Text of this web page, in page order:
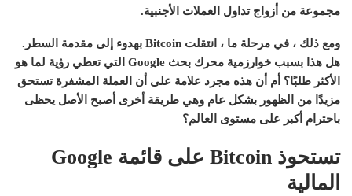
مجموعة من أزواج تداول العملات الأجنبية.
ومع ذلك ، في مرحلة ما ، انتقلت Bitcoin بهدوء إلى مقدمة السطر.
هل هذا بسبب خوارزمية محرك بحث Google التي تعطي رؤية لما هو
الأكثر طلبًا؟ أم أن هذه مجرد علامة على أن العملة المشفرة تستحق
مزيدًا من الظهور بشكل عام وهي طريقة أخرى أصبح الأصل يحظى
باحترام أكبر على مستوى العالم؟
تستحوذ Bitcoin على قائمة Google
المالية